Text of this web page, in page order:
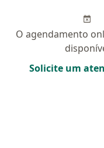
O agendamento
Solicite um